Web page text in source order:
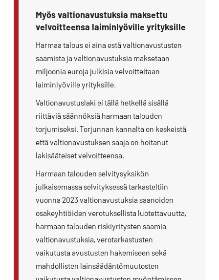
Myös valtionavustuksia maksettu
velvoitteensa laiminlyöville yrityksille
Harmaa talous ei aina estä valtionavustusten
saamista ja valtionavustuksia maksetaan
miljoonia euroja julkisia velvoitteitaan
laiminlyöville yrityksille.
Valtionavustuslaki ei tällä hetkellä sisällä
riittäviä säännöksiä harmaan talouden
torjumiseksi. Torjunnan kannalta on keskeistä,
että valtionavustuksen saaja on hoitanut
lakisääteiset velvoitteensa.
Harmaan talouden selvitysyksikön
julkaisemassa selvityksessä tarkasteltiin
vuonna 2023 valtionavustuksia saaneiden
osakeyhtiöiden verotuksellista luotettavuutta,
harmaan talouden riskiyritysten saamia
valtionavustuksia, verotarkastusten
vaikutusta avustusten hakemiseen sekä
mahdollisten lainsäädäntömuutosten